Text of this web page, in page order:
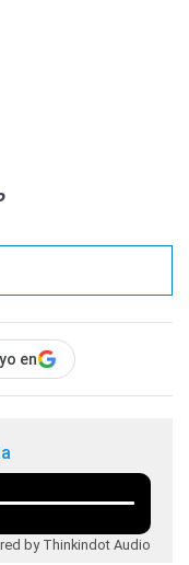
en
by Thinkindot Audio